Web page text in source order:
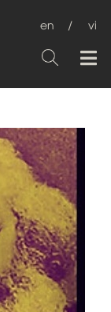
en / vi